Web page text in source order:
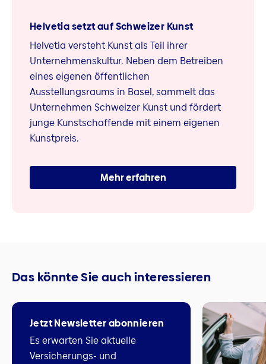
Helvetia setzt auf Schweizer Kunst
Helvetia versteht Kunst als Teil ihrer
Unternehmenskultur. Neben dem Betreiben
eines eigenen öffentlichen
Ausstellungsraums in Basel, sammelt das
Unternehmen Schweizer Kunst und fördert
junge Kunstschaffende mit einem eigenen
Kunstpreis.
Mehr erfahren
Das könnte Sie auch interessieren
Jetzt Newsletter abonnieren
Es erwarten Sie aktuelle
Versicherungs- und